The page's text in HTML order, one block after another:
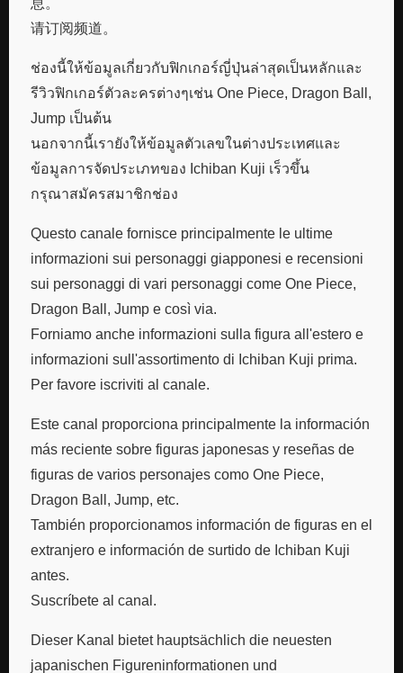
请订阅频道。
ช่องนี้ให้ข้อมูลเกี่ยวกับฟิกเกอร์ญี่ปุ่นล่าสุดเป็นหลักและ
รีวิวฟิกเกอร์ตัวละครต่างๆเช่น One Piece, Dragon Ball,
Jump เป็นต้น
นอกจากนี้เรายังให้ข้อมูลตัวเลขในต่างประเทศและ
ข้อมูลการจัดประเภทของ Ichiban Kuji เร็วขึ้น
กรุณาสมัครสมาชิกช่อง
Questo canale fornisce principalmente le ultime
informazioni sui personaggi giapponesi e recensioni
sui personaggi di vari personaggi come One Piece,
Dragon Ball, Jump e così via.
Forniamo anche informazioni sulla figura all'estero e
informazioni sull'assortimento di Ichiban Kuji prima.
Per favore iscriviti al canale.
Este canal proporciona principalmente la información
más reciente sobre figuras japonesas y reseñas de
figuras de varios personajes como One Piece,
Dragon Ball, Jump, etc.
También proporcionamos información de figuras en el
extranjero e información de surtido de Ichiban Kuji
antes.
Suscríbete al canal.
Dieser Kanal bietet hauptsächlich die neuesten
japanischen Figureninformationen und